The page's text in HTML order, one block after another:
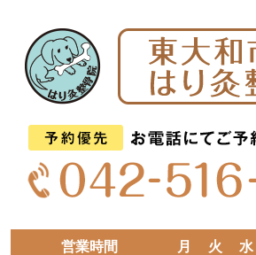
営業時間 月 火 水